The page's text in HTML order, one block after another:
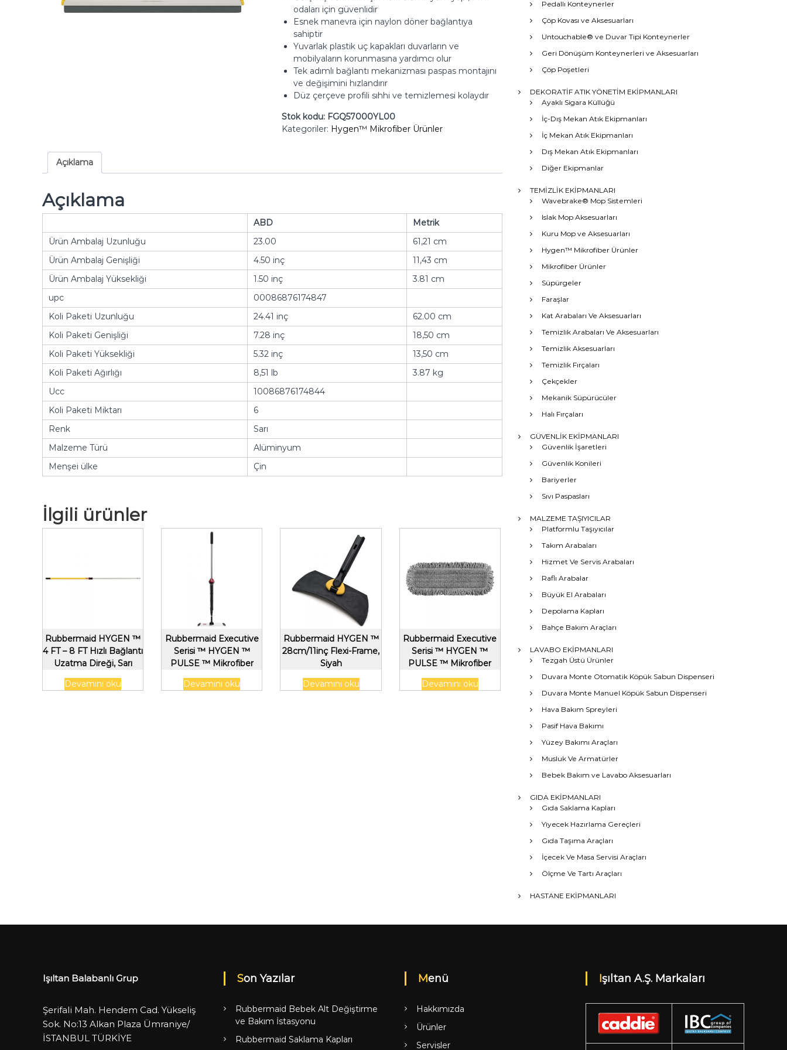
odaları için güvenlidir
Esnek manevra için naylon döner bağlantıya
sahiptir
Yuvarlak plastik uç kapakları duvarların ve
mobilyaların korunmasına yardımcı olur
Tek adımlı bağlantı mekanizması paspas montajını
ve değişimini hızlandırır
Düz çerçeve profili sıhhi ve temizlemesi kolaydır
Stok kodu: FGQ57000YL00
Kategoriler: Hygen™ Mikrofiber Ürünler
Açıklama
Açıklama
ABD
Metrik
Ürün Ambalaj Uzunluğu
23.00
61,21 cm
Ürün Ambalaj Genişliği
4.50 inç
11,43 cm
Ürün Ambalaj Yüksekliği
1.50 inç
3.81 cm
upc
00086876174847
Koli Paketi Uzunluğu
24.41 inç
62.00 cm
Koli Paketi Genişliği
7.28 inç
18,50 cm
Koli Paketi Yüksekliği
5.32 inç
13,50 cm
Koli Paketi Ağırlığı
8,51 lb
3.87 kg
Ucc
10086876174844
Koli Paketi Miktarı
6
Renk
Sarı
Malzeme Türü
Alüminyum
Menşei ülke
Çin
İlgili ürünler
Rubbermaid HYGEN ™
4 FT – 8 FT Hızlı Bağlantı
Uzatma Direği, Sarı
Devamını oku
Rubbermaid Executive
Serisi ™ HYGEN ™
PULSE ™ Mikrofiber
Mop Çerçeve, Tek
Taraflı, Siyah
Devamını oku
Rubbermaid HYGEN ™
28cm/11inç Flexi-Frame,
Siyah
Devamını oku
Rubbermaid Executive
Serisi ™ HYGEN ™
PULSE ™ Mikrofiber
Tozluk, Tek Taraflı, Siyah
Devamını oku
Pedallı Konteynerler
Çöp Kovası ve Aksesuarları
Untouchable® ve Duvar Tipi Konteynerler
Geri Dönüşüm Konteynerleri ve Aksesuarları
Çöp Poşetleri
DEKORATİF ATIK YÖNETİM EKİPMANLARI
Ayaklı Sigara Küllüğü
İç-Dış Mekan Atık Ekipmanları
İç Mekan Atık Ekipmanları
Dış Mekan Atık Ekipmanları
Diğer Ekipmanlar
TEMİZLİK EKİPMANLARI
Wavebrake® Mop Sistemleri
Islak Mop Aksesuarları
Kuru Mop ve Aksesuarları
Hygen™ Mikrofiber Ürünler
Mikrofiber Ürünler
Süpürgeler
Faraşlar
Kat Arabaları Ve Aksesuarları
Temizlik Arabaları Ve Aksesuarları
Temizlik Aksesuarları
Temizlik Fırçaları
Çekçekler
Mekanik Süpürücüler
Halı Fırçaları
GÜVENLİK EKİPMANLARI
Güvenlik İşaretleri
Güvenlik Konileri
Bariyerler
Sıvı Paspasları
MALZEME TAŞIYICILAR
Platformlu Taşıyıcılar
Takım Arabaları
Hizmet Ve Servis Arabaları
Raflı Arabalar
Büyük El Arabaları
Depolama Kapları
Bahçe Bakım Araçları
LAVABO EKİPMANLARI
Tezgah Üstü Ürünler
Duvara Monte Otomatik Köpük Sabun Dispenseri
Duvara Monte Manuel Köpük Sabun Dispenseri
Hava Bakım Spreyleri
Pasif Hava Bakımı
Yüzey Bakımı Araçları
Musluk Ve Armatürler
Bebek Bakım ve Lavabo Aksesuarları
GIDA EKİPMANLARI
Gıda Saklama Kapları
Yiyecek Hazırlama Gereçleri
Gıda Taşıma Araçları
İçecek Ve Masa Servisi Araçları
Ölçme Ve Tartı Araçları
HASTANE EKİPMANLARI
Işıltan Balabanlı Grup
Şerifali Mah. Hendem Cad. Yükseliş
Sok. No:13 Alkan Plaza Ümraniye/
İSTANBUL TÜRKİYE
Son Yazılar
Rubbermaid Bebek Alt Değiştirme
ve Bakım İstasyonu
Rubbermaid Saklama Kapları
Menü
Hakkımızda
Ürünler
Servisler
Işıltan A.Ş. Markaları